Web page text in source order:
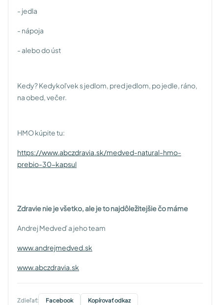
- jedla
- nápoja
- alebo do úst
Kedy? Kedykoľvek s jedlom, pred jedlom, po jedle, ráno,
na obed, večer.
HMO kúpite tu:
https://www.abczdravia.sk/medved-natural-hmo-
prebio-30-kapsul
Zdravie nie je všetko, ale je to najdôležitejšie čo máme
Andrej Medveď a jeho team
www.andrejmedved.sk
www.abczdravia.sk
Zdieľať: Facebook Kopírovať odkaz